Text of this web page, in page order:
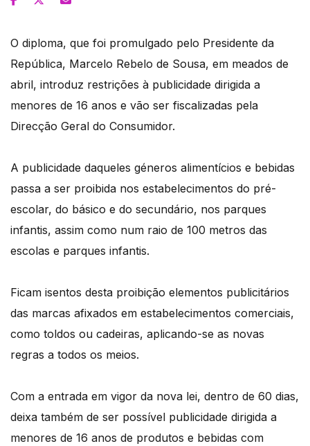
O diploma, que foi promulgado pelo Presidente da
República, Marcelo Rebelo de Sousa, em meados de
abril, introduz restrições à publicidade dirigida a
menores de 16 anos e vão ser fiscalizadas pela
Direcção Geral do Consumidor.
A publicidade daqueles géneros alimentícios e bebidas
passa a ser proibida nos estabelecimentos do pré-
escolar, do básico e do secundário, nos parques
infantis, assim como num raio de 100 metros das
escolas e parques infantis.
Ficam isentos desta proibição elementos publicitários
das marcas afixados em estabelecimentos comerciais,
como toldos ou cadeiras, aplicando-se as novas
regras a todos os meios.
Com a entrada em vigor da nova lei, dentro de 60 dias,
deixa também de ser possível publicidade dirigida a
menores de 16 anos de produtos e bebidas com